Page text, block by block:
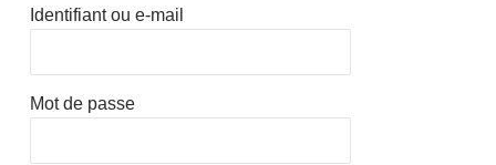
Identifiant ou e-mail
Mot de passe